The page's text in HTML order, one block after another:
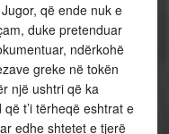
që ende nuk e
duke pretenduar
ndërkohë
greke në tokën
një ushtri që ka
t’i tërheqë eshtrat e
edhe shtetet e tjerë